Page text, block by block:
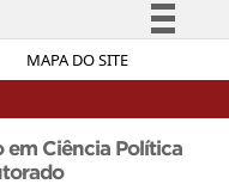
MAPA DO SITE
Simplifique!
Acesso à informação
em Ciência Política